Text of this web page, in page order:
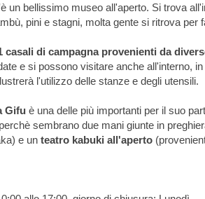
un bellissimo museo all'aperto. Si trova
pini e stagni, molta gente si ritrova per
casali di campagna provenienti da
e si possono visitare anche all'interno,
l'utilizzo delle stanze e degli utensili.
Gifu è una delle più importanti per il suo
sembrano due mani giunte in
e un teatro kabuki all'aperto